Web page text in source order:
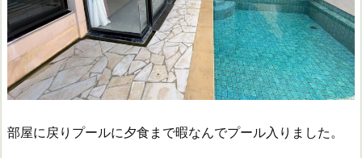
部屋に戻りプールに夕食まで暇なんでプール入りました。